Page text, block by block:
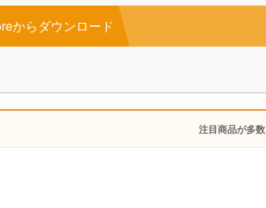
からダウンロード
注目商品が多数